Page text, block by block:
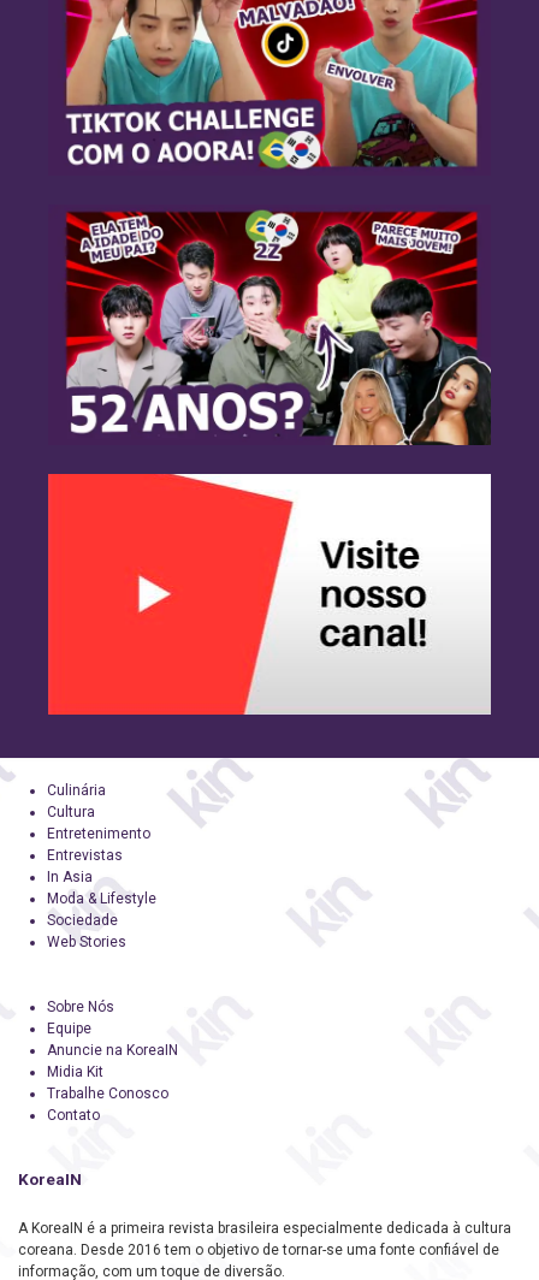
Culinária
Cultura
Entretenimento
Entrevistas
In Asia
Moda & Lifestyle
Sociedade
Web Stories
Sobre Nós
Equipe
Anuncie na KoreaIN
Midia Kit
Trabalhe Conosco
Contato
KoreaIN
A KoreaIN é a primeira revista brasileira especialmente dedicada à cultura
coreana. Desde 2016 tem o objetivo de tornar-se uma fonte confiável de
informação, com um toque de diversão.